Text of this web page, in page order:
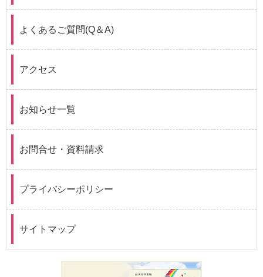
よくあるご質問(Q＆A)
アクセス
お知らせ一覧
お問合せ・資料請求
プライバシーポリシー
サイトマップ